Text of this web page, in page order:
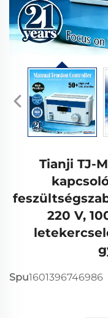
Tianji TJ-
220 V,
Spu1601396746986